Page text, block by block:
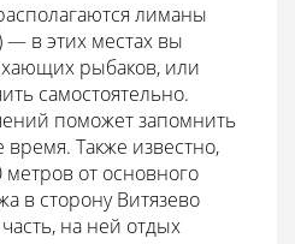
лиманы
в этих местах вы
рыбаков, или
самостоятельно.
поможет запомнить
Также известно,
метров от основного
в сторону Витязево
на ней отдых